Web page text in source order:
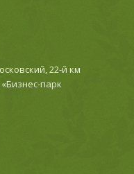
22-й км
парк